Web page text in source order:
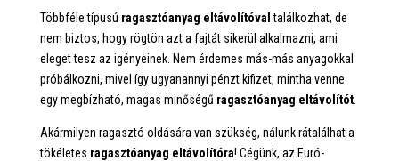
Többféle típusú ragasztóanyag eltávolítóval találkozhat, de
nem biztos, hogy rögtön azt a fajtát sikerül alkalmazni, ami
eleget tesz az igényeinek. Nem érdemes más-más anyagokkal
próbálkozni, mivel így ugyanannyi pénzt kifizet, mintha venne
egy megbízható, magas minőségű ragasztóanyag eltávolítót.
Akármilyen ragasztó oldására van szükség, nálunk rátalálhat a
tökéletes ragasztóanyag eltávolítóra! Cégünk, az Euró-